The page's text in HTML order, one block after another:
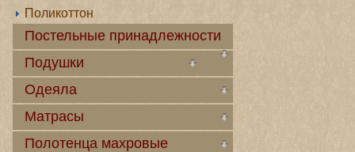
Поликоттон
Постельные принадлежности
Подушки
Одеяла
Матрасы
Полотенца махровые